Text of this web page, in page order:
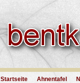
Startseite Ahnentafel